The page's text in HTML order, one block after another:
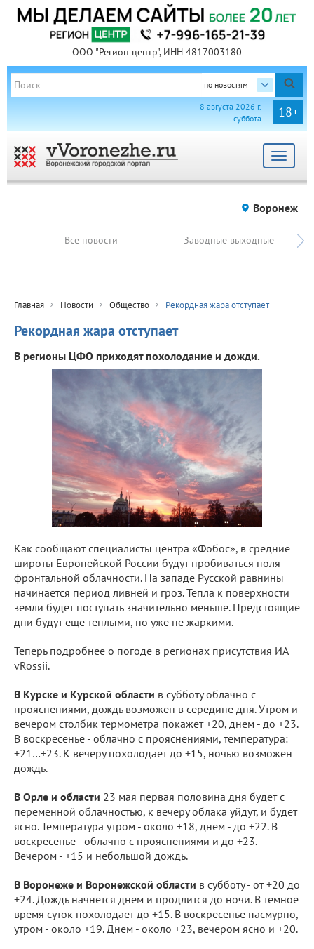
ООО "Регион центр", ИНН 4817003180
по новостям
18+
8 августа 2026 г.
суббота
Toggle
Воронеж
Все новости Заводные выходные
Главная Новости Общество Рекордная жара отступает
Рекордная жара отступает
В регионы ЦФО приходят похолодание и дожди.
Как сообщают специалисты центра «Фобос», в средние
широты Европейской России будут пробиваться поля
фронтальной облачности. На западе Русской равнины
начинается период ливней и гроз. Тепла к поверхности
земли будет поступать значительно меньше. Предстоящие
дни будут еще теплыми, но уже не жаркими.
Теперь подробнее о погоде в регионах присутствия ИА
vRossii.
В Курске и Курской области в субботу облачно с
прояснениями, дождь возможен в середине дня. Утром и
вечером столбик термометра покажет +20, днем - до +23.
В воскресенье - облачно с прояснениями, температура:
+21…+23. К вечеру похолодает до +15, ночью возможен
дождь.
В Орле и области 23 мая первая половина дня будет с
переменной облачностью, к вечеру облака уйдут, и будет
ясно. Температура утром - около +18, днем - до +22. В
воскресенье - облачно с прояснениями и до +23.
Вечером - +15 и небольшой дождь.
В Воронеже и Воронежской области в субботу - от +20 до
+24. Дождь начнется днем и продлится до ночи. В темное
время суток похолодает до +15. В воскресенье пасмурно,
утром - около +19. Днем - около +23, вечером ясно и +20.